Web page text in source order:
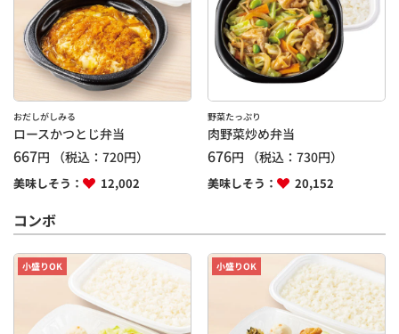
おだしがしみる
ロースかつとじ弁当
667円 （税込： 720円）
美味しそう： 12,002
野菜たっぷり
肉野菜炒め弁当
676円 （税込：730円）
美味しそう： 20,152
コンボ
小盛りOK 小盛りOK